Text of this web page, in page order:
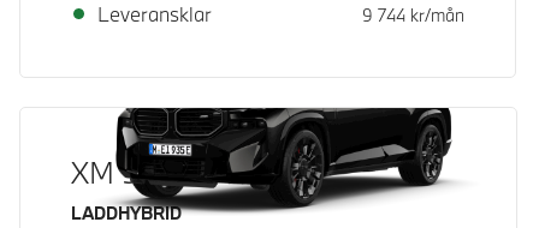
Leveransklar
9 744 kr/mån
XM 50e
Bränsle
LADDHYBRID